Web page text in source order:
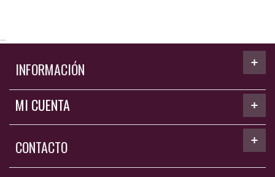
...
INFORMACIÓN
MI CUENTA
CONTACTO